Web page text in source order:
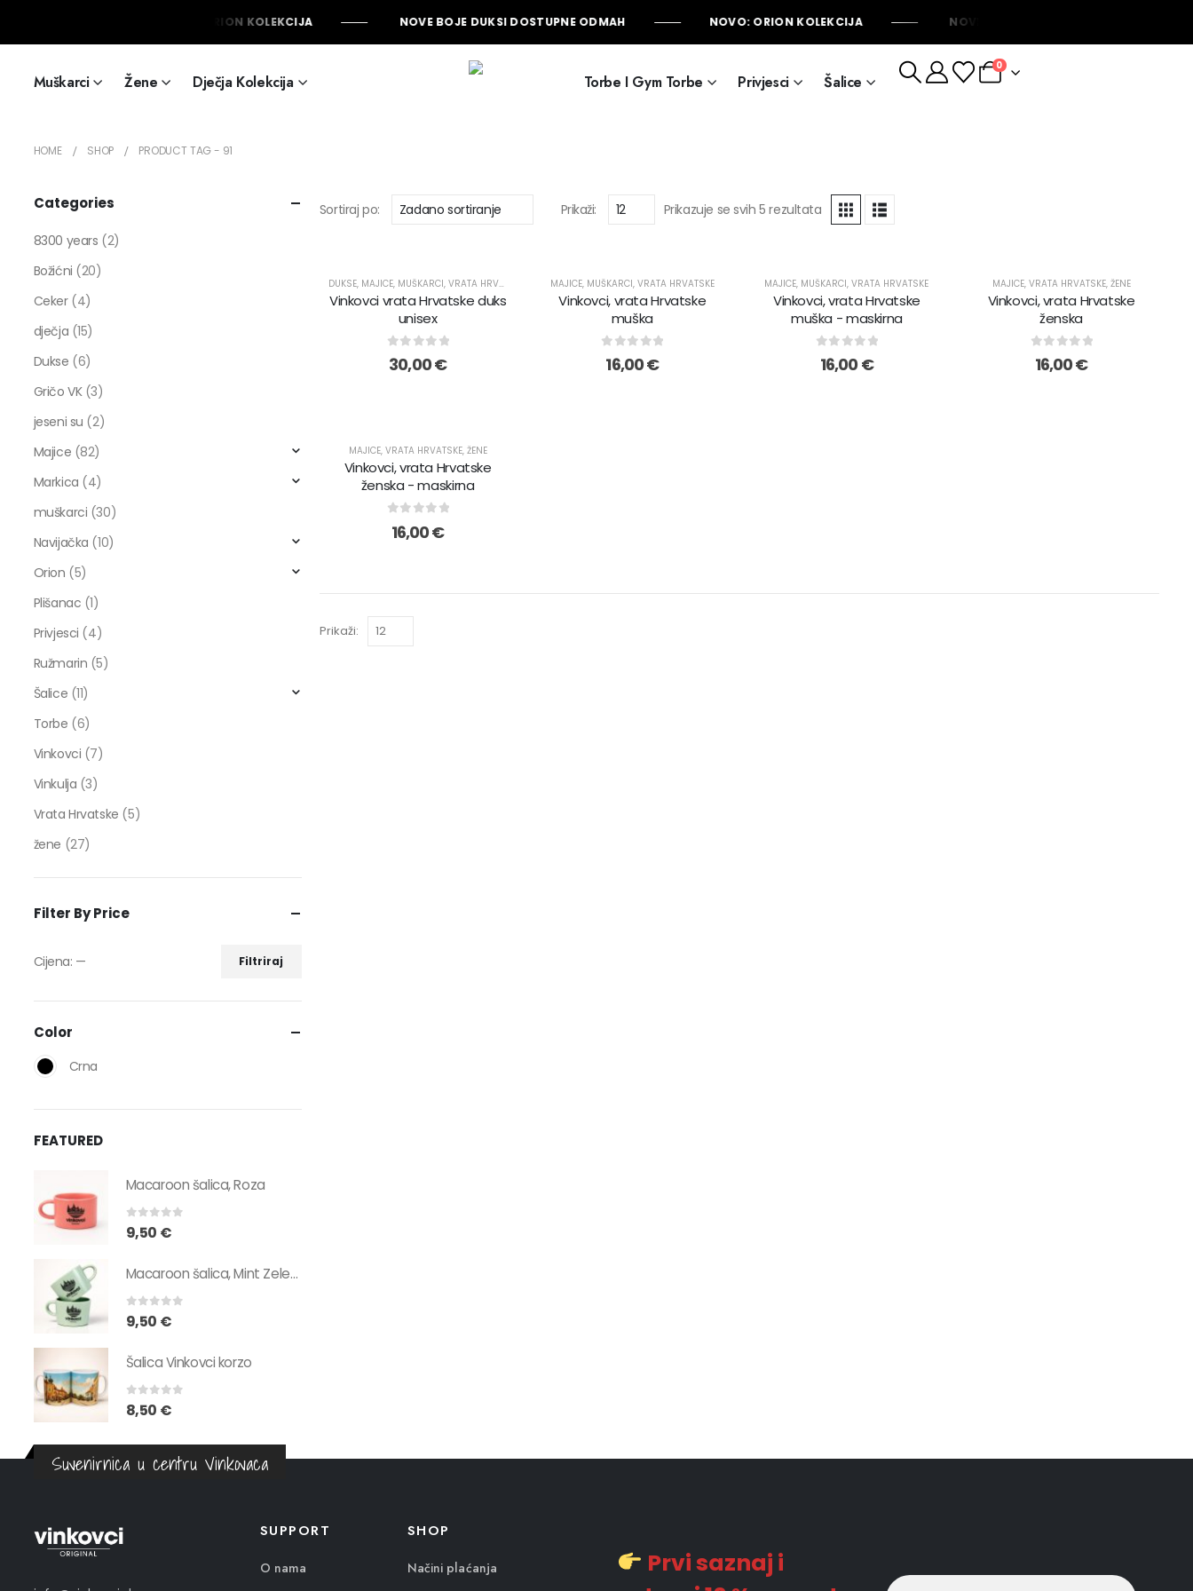
NOVO: ORION KOLEKCIJA NOVE BOJE DUKSI DOSTUPNE ODMAH NOVO: ORION KOLEKCIJA NOVE BOJE DUKSI DOSTUPNE ODMAH
Muškarci Žene Dječja Kolekcija Torbe I Gym Torbe Privjesci Šalice
0
HOME SHOP PRODUCT TAG - 91
Sortiraj po: Prikaži: Prikazuje se svih 5 rezultata
DUKSE, MAJICE, MUŠKARCI, VRATA HRVATSKE
Vinkovci vrata Hrvatske duks
unisex
0out of 5
30,00€
MAJICE, MUŠKARCI, VRATA HRVATSKE
Vinkovci, vrata Hrvatske
muška
0out of 5
16,00€
MAJICE, MUŠKARCI,VRATA HRVATSKE
Vinkovci, vrata Hrvatske
muška - maskirna
0out of 5
16,00 €
MAJICE, VRATA HRVATSKE, ŽENE
Vinkovci, vrata Hrvatske
ženska
0out of 5
16,00€
MAJICE, VRATA HRVATSKE, ŽENE
Vinkovci, vrata Hrvatske
ženska - maskirna
out of 5
16,00€
Prikaži:
Categories
8300 years (2)
Božićni (20)
Ceker (4)
dječja (15)
Dukse (6)
Gričo VK (3)
jeseni su (2)
Majice (82)
Markica (4)
muškarci (30)
Navijačka (10)
Orion (5)
Plišanac (1)
Privjesci (4)
Ružmarin (5)
Šalice (11)
Torbe (6)
Vinkovci (7)
Vinkulja (3)
Vrata Hrvatske (5)
žene (27)
Filter By Price
Filtriraj
Cijena: —
Color
Crna
FEATURED
Macaroon šalica, Roza
0out of 5
9,50 €
Macaroon šalica, Mint Zelena
0out of 5
9,50 €
Šalica Vinkovci korzo
0out of 5
8,50 €
Suvenirnica u centru Vinkovaca
SUPPORT
O nama
SHOP
Načini plaćanja
Prvi saznaj i